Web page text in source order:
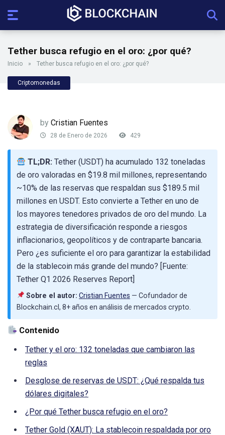
Tether busca refugio en el oro: ¿por qué?
Inicio » Tether busca refugio en el oro: ¿por qué?
Criptomonedas
by Cristian Fuentes
28 de Enero de 2026 429
TL;DR: Tether (USDT) ha acumulado 132 toneladas
de oro valoradas en $19.8 mil millones, representando
~10% de las reservas que respaldan sus $189.5 mil
millones en USDT. Esto convierte a Tether en uno de
los mayores tenedores privados de oro del mundo. La
estrategia de diversificación responde a riesgos
inflacionarios, geopolíticos y de contraparte bancaria.
Pero ¿es suficiente el oro para garantizar la estabilidad
de la stablecoin más grande del mundo? [Fuente:
Tether Q1 2026 Reserves Report]
Sobre el autor: Cristian Fuentes — Cofundador de
Blockchain.cl, 8+ años en análisis de mercados crypto.
Contenido
Tether y el oro: 132 toneladas que cambiaron las
reglas
Desglose de reservas de USDT: ¿Qué respalda tus
dólares digitales?
¿Por qué Tether busca refugio en el oro?
Tether Gold (XAUT): La stablecoin respaldada por oro